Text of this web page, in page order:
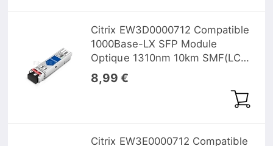
Citrix EW3D0000712 Compatible
1000Base-LX SFP Module
Optique 1310nm 10km SMF(LC
Duplex) DOM
8,99 €
Citrix EW3E0000712 Compatible